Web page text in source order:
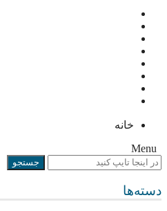
خانه
Menu
دسته‌ها